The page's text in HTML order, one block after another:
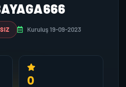
Kuruluş 19-09-2023
0